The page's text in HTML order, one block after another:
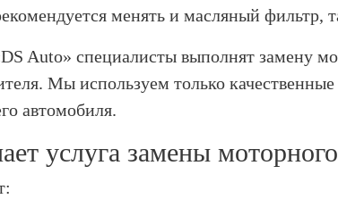
менять и масляный фильтр,
Auto» специалисты выполнят замену
Мы используем только
автомобиля.
услуга замены